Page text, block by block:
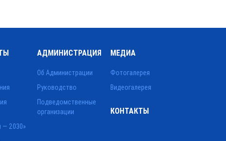
АДМИНИСТРАЦИЯ
Об Администрации
Руководство
МЕДИА
Фотогалерея
Видеогалерея